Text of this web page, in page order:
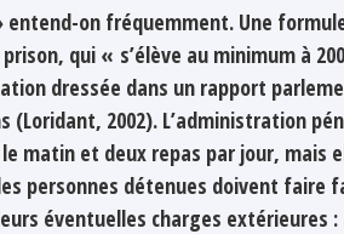
on fréquemment. Une
qui « s’élève au minimum à
dressée dans un rapport
(Loridant, 2002). L’administration
matin et deux repas par jour, mais
personnes détenues doivent faire
éventuelles charges extérieures :
(respectivement 14,15 euros et 7,50
d’unités téléphoniques pour
(en cabine, et depuis peu, en
très onéreux en prison : jusqu’à
quotidien vers des portables
mer, un seul appel de 20